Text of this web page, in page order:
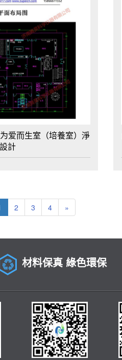
爱而生室（培養室）淨
計
2 3 4 »
材料保真 綠色環保